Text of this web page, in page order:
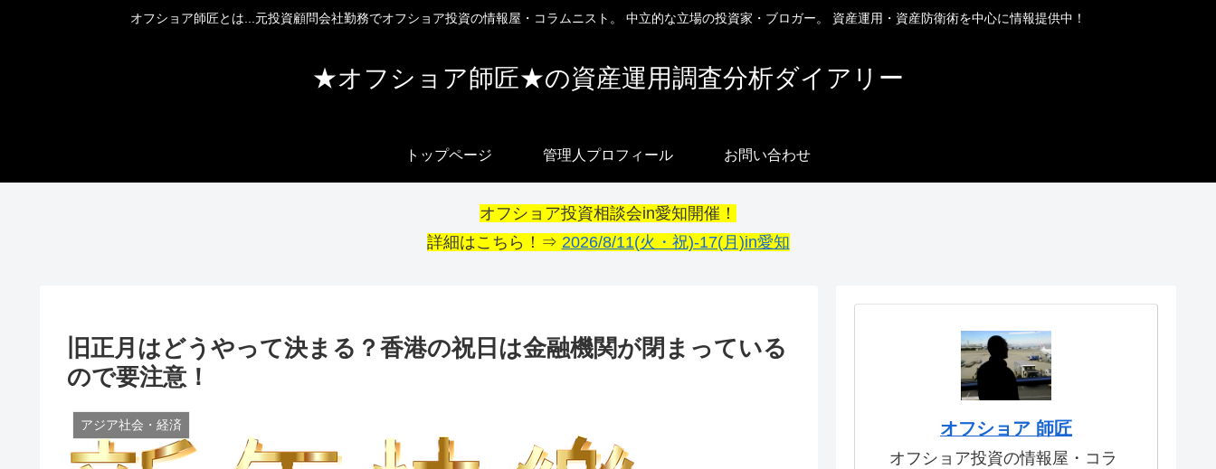
オフショア師匠とは...元投資顧問会社勤務でオフショア投資の情報屋・コラムニスト。 中立的な立場の投資家・ブロガー。 資産運用・資産防衛術を中心に情報提供中！
★オフショア師匠★の資産運用調査分析ダイアリー
トップページ 管理人プロフィール お問い合わせ
オフショア投資相談会in愛知開催！
詳細はこちら！⇒ 2026/8/11(火・祝)-17(月)in愛知
旧正月はどうやって決まる？香港の祝日は金融機関が閉まっている
ので要注意！
アジア社会・経済 オフショア 師匠
オフショア投資の情報屋・コラ